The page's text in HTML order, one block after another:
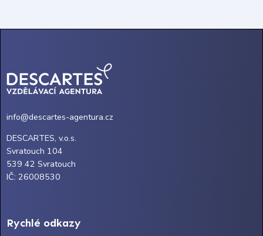
info@descartes-agentura.cz
DESCARTES, v.o.s.
Svratouch 104
539 42 Svratouch
IČ: 26008530
Rychlé odkazy